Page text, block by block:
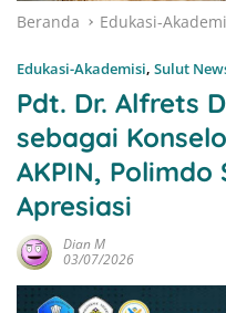
Beranda Edukasi-
Edukasi-Akademisi, Sulut
Pdt. Dr. Alfrets
sebagai
AKPIN, Polimdo
Apresiasi
Dian M
03/07/2026